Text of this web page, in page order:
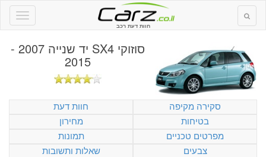
חוות דעת רכב
סוזוקי SX4 יד שנייה 2007 -
2015
סקירה מקיפה
חוות דעת
בטיחות
מחירון
מפרטים טכניים
תמונות
צבעים
שאלות ותשובות